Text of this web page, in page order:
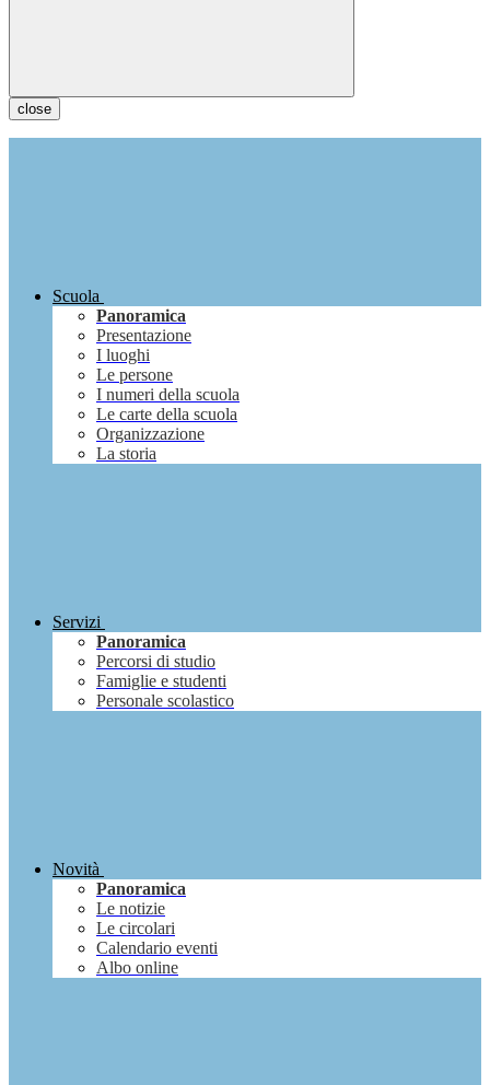
close
Scuola
Panoramica
Presentazione
I luoghi
Le persone
I numeri della scuola
Le carte della scuola
Organizzazione
La storia
Servizi
Panoramica
Percorsi di studio
Famiglie e studenti
Personale scolastico
Novità
Panoramica
Le notizie
Le circolari
Calendario eventi
Albo online